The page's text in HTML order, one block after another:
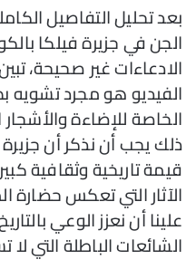
بعد تحليل التفاصيل
الجن في جزيرة فيلكا
الادعاءات غير صحيحة،
الفيديو هو مجرد تشويه
الخاصة للإضاءة
ذلك يجب أن نذكر أن
قيمة تاريخية وثقافية
الآثار التي تعكس حضارة
علينا أن نعزز الوعي
الشائعات الباطلة التي